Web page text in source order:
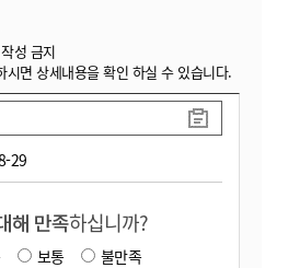
성 금지
면 상세내용을 확인 하실 수 있습니다.
29
해 만족하십니까?
보통
불만족